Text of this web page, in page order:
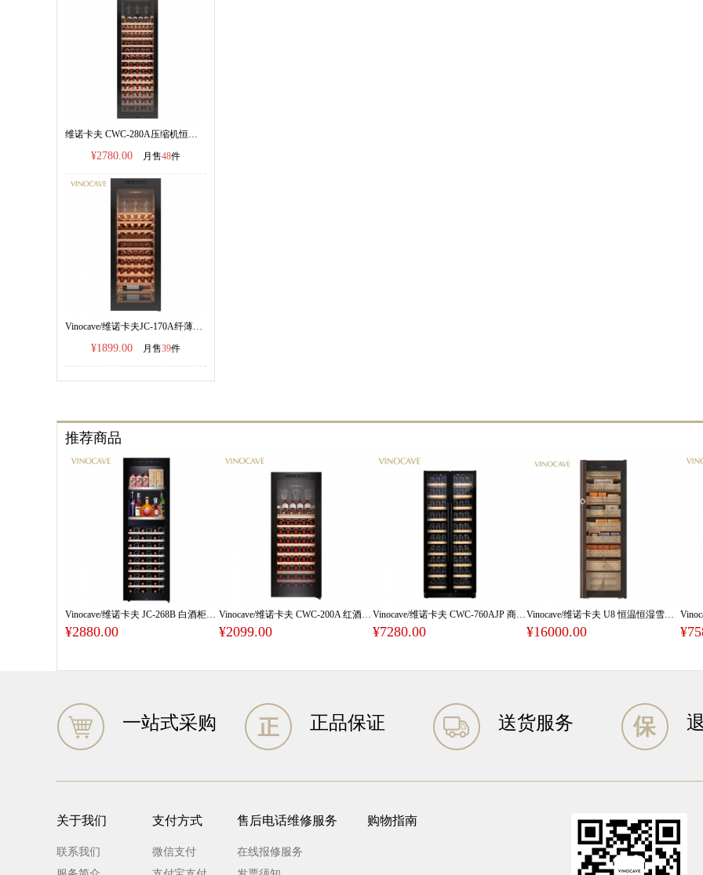
维诺卡夫 CWC-280A压缩机恒温红酒柜 255L容量|官方正品
¥2780.00 月售48件
Vinocave/维诺卡夫JC-170A纤薄系列红酒柜恒温酒柜
¥1899.00 月售39件
推荐商品
Vinocave/维诺卡夫 JC-268B 白酒柜洋酒柜恒温酒柜
¥2880.00
Vinocave/维诺卡夫 CWC-200A 红酒柜恒温酒柜
¥2099.00
Vinocave/维诺卡夫 CWC-760AJP 商用一体大容量红酒柜 305瓶容量
¥7280.00
Vinocave/维诺卡夫 U8 恒温恒湿雪茄柜
¥16000.00
一站式采购 正品保证 送货服务
关于我们
联系我们
支付方式
微信支付
售后电话维修服务
在线报修服务
购物指南